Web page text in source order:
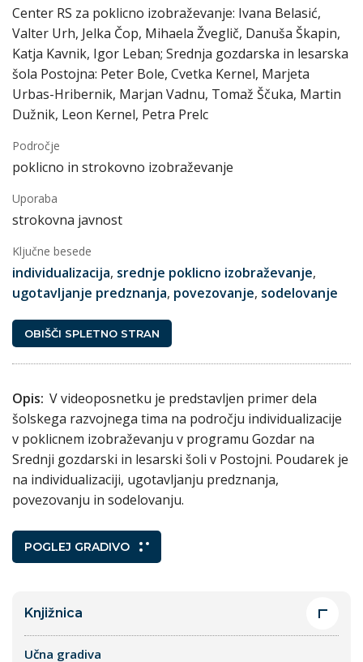
Center RS za poklicno izobraževanje: Ivana Belasić,
Valter Urh, Jelka Čop, Mihaela Žveglič, Danuša Škapin,
Katja Kavnik, Igor Leban; Srednja gozdarska in lesarska
šola Postojna: Peter Bole, Cvetka Kernel, Marjeta
Urbas-Hribernik, Marjan Vadnu, Tomaž Ščuka, Martin
Dužnik, Leon Kernel, Petra Prelc
Področje
poklicno in strokovno izobraževanje
Uporaba
strokovna javnost
Ključne besede
individualizacija, srednje poklicno izobraževanje,
ugotavljanje predznanja, povezovanje, sodelovanje
OBIŠČI SPLETNO STRAN
Opis: V videoposnetku je predstavljen primer dela
šolskega razvojnega tima na področju individualizacije
v poklicnem izobraževanju v programu Gozdar na
Srednji gozdarski in lesarski šoli v Postojni. Poudarek je
na individualizaciji, ugotavljanju predznanja,
povezovanju in sodelovanju.
POGLEJ GRADIVO
Knjižnica
Učna gradiva